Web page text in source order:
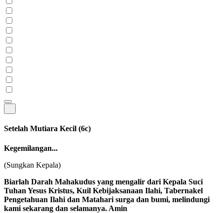
Setelah Mutiara Kecil (6c)
Kegemilangan...
(Sungkan Kepala)
Biarlah Darah Mahakudus yang mengalir dari Kepala Suci
Tuhan Yesus Kristus, Kuil Kebijaksanaan Ilahi, Tabernakel
Pengetahuan Ilahi dan Matahari surga dan bumi, melindungi
kami sekarang dan selamanya. Amin